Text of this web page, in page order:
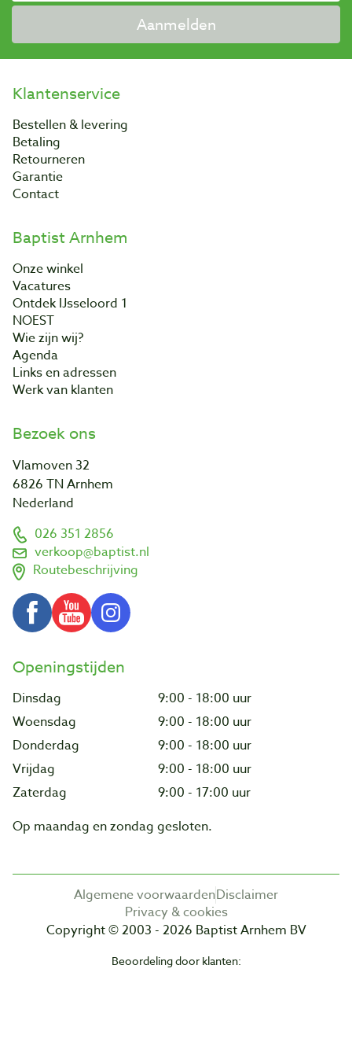
Aanmelden
Klantenservice
Bestellen & levering
Betaling
Retourneren
Garantie
Contact
Baptist Arnhem
Onze winkel
Vacatures
Ontdek IJsseloord 1
NOEST
Wie zijn wij?
Agenda
Links en adressen
Werk van klanten
Bezoek ons
Vlamoven 32
6826 TN Arnhem
Nederland
026 351 2856
verkoop@baptist.nl
Routebeschrijving
Openingstijden
Dinsdag
9:00 - 18:00 uur
Woensdag
9:00 - 18:00 uur
Donderdag
9:00 - 18:00 uur
Vrijdag
9:00 - 18:00 uur
Zaterdag
9:00 - 17:00 uur
Op maandag en zondag gesloten.
Algemene voorwaardenDisclaimer
Privacy & cookies
Copyright © 2003 - 2026 Baptist Arnhem BV
Beoordeling door klanten: